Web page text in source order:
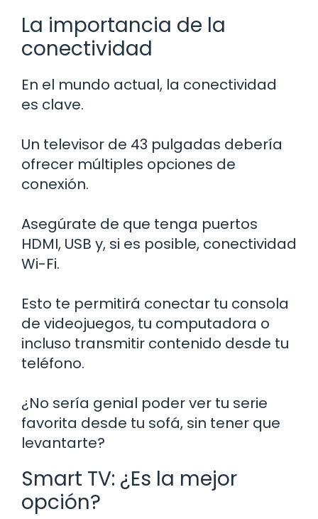
La importancia de la
conectividad
En el mundo actual, la conectividad
es clave.
Un televisor de 43 pulgadas debería
ofrecer múltiples opciones de
conexión.
Asegúrate de que tenga puertos
HDMI, USB y, si es posible, conectividad
Wi-Fi.
Esto te permitirá conectar tu consola
de videojuegos, tu computadora o
incluso transmitir contenido desde tu
teléfono.
¿No sería genial poder ver tu serie
favorita desde tu sofá, sin tener que
levantarte?
Smart TV: ¿Es la mejor
opción?